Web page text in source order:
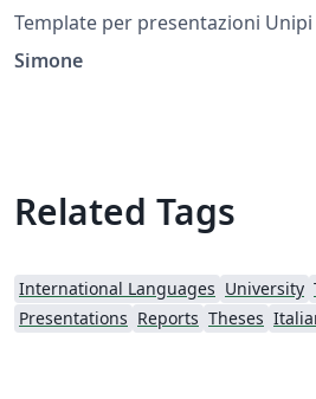
Template per presentazioni Unipi
Simone
Related Tags
International Languages University
Presentations Reports Theses